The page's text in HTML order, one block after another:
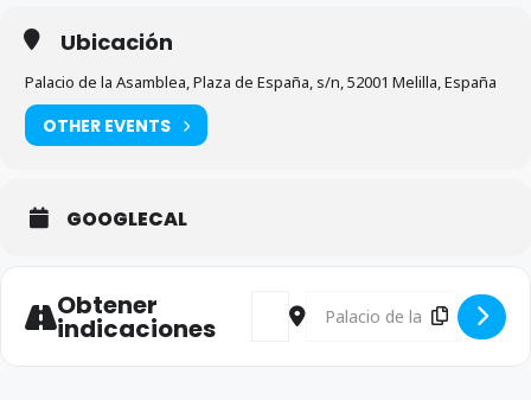
Ubicación
Palacio de la Asamblea, Plaza de España, s/n, 52001 Melilla, España
OTHER EVENTS
GOOGLECAL
Obtener
indicaciones
Address - Toma de Posesión
Destination Address -